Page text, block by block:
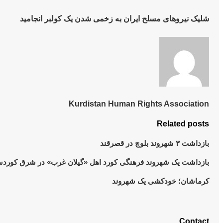
شلیک نیروهای مسلح ایران به زخمی شدن یک کولبر انجامید
Kurdistan Human Rights Association
Related posts
بازداشت ٣ شهروند بلوچ در قصرقند
بازداشت یک شهروند فرهنگی کورد اهل «گیلان غرب» در شرق
کرماشان؛ خودکشی یک شهروند